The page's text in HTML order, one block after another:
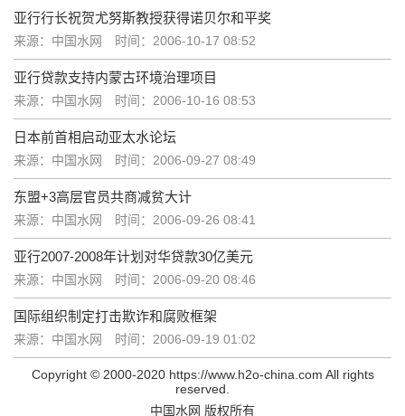
亚行行长祝贺尤努斯教授获得诺贝尔和平奖
来源：中国水网 时间：2006-10-17 08:52
亚行贷款支持内蒙古环境治理项目
来源：中国水网 时间：2006-10-16 08:53
日本前首相启动亚太水论坛
来源：中国水网 时间：2006-09-27 08:49
东盟+3高层官员共商减贫大计
来源：中国水网 时间：2006-09-26 08:41
亚行2007-2008年计划对华贷款30亿美元
来源：中国水网 时间：2006-09-20 08:46
国际组织制定打击欺诈和腐败框架
来源：中国水网 时间：2006-09-19 01:02
Copyright © 2000-2020 https://www.h2o-china.com All rights
reserved.
中国水网 版权所有